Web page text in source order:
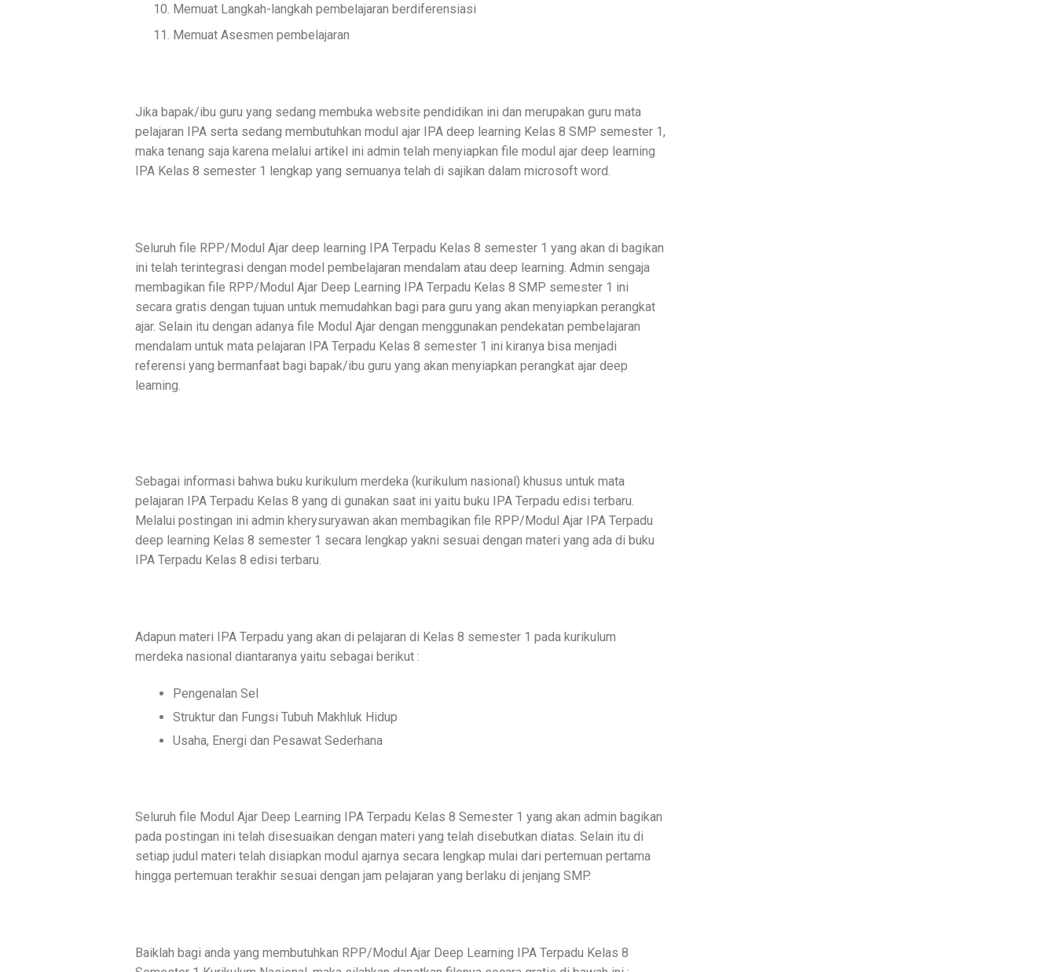
Memuat Langkah-langkah pembelajaran berdiferensiasi
Memuat Asesmen pembelajaran
Jika bapak/ibu guru yang sedang membuka website pendidikan ini dan merupakan guru mata
pelajaran IPA serta sedang membutuhkan modul ajar IPA deep learning Kelas 8 SMP semester 1,
maka tenang saja karena melalui artikel ini admin telah menyiapkan file modul ajar deep learning
IPA Kelas 8 semester 1 lengkap yang semuanya telah di sajikan dalam microsoft word.
Seluruh file RPP/Modul Ajar deep learning IPA Terpadu Kelas 8 semester 1 yang akan di bagikan
ini telah terintegrasi dengan model pembelajaran mendalam atau deep learning. Admin sengaja
membagikan file RPP/Modul Ajar Deep Learning IPA Terpadu Kelas 8 SMP semester 1 ini
secara gratis dengan tujuan untuk memudahkan bagi para guru yang akan menyiapkan perangkat
ajar. Selain itu dengan adanya file Modul Ajar dengan menggunakan pendekatan pembelajaran
mendalam untuk mata pelajaran IPA Terpadu Kelas 8 semester 1 ini kiranya bisa menjadi
referensi yang bermanfaat bagi bapak/ibu guru yang akan menyiapkan perangkat ajar deep
learning.
Sebagai informasi bahwa buku kurikulum merdeka (kurikulum nasional) khusus untuk mata
pelajaran IPA Terpadu Kelas 8 yang di gunakan saat ini yaitu buku IPA Terpadu edisi terbaru.
Melalui postingan ini admin kherysuryawan akan membagikan file RPP/Modul Ajar IPA Terpadu
deep learning Kelas 8 semester 1 secara lengkap yakni sesuai dengan materi yang ada di buku
IPA Terpadu Kelas 8 edisi terbaru.
Adapun materi IPA Terpadu yang akan di pelajaran di Kelas 8 semester 1 pada kurikulum
merdeka nasional diantaranya yaitu sebagai berikut :
Pengenalan Sel
Struktur dan Fungsi Tubuh Makhluk Hidup
Usaha, Energi dan Pesawat Sederhana
Seluruh file Modul Ajar Deep Learning IPA Terpadu Kelas 8 Semester 1 yang akan admin bagikan
pada postingan ini telah disesuaikan dengan materi yang telah disebutkan diatas. Selain itu di
setiap judul materi telah disiapkan modul ajarnya secara lengkap mulai dari pertemuan pertama
hingga pertemuan terakhir sesuai dengan jam pelajaran yang berlaku di jenjang SMP.
Baiklah bagi anda yang membutuhkan RPP/Modul Ajar Deep Learning IPA Terpadu Kelas 8